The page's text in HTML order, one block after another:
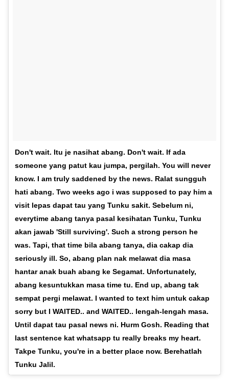
Don't wait. Itu je nasihat abang. Don't wait. If ada
someone yang patut kau jumpa, pergilah. You will never
know. I am truly saddened by the news. Ralat sungguh
hati abang. Two weeks ago i was supposed to pay him a
visit lepas dapat tau yang Tunku sakit. Sebelum ni,
everytime abang tanya pasal kesihatan Tunku, Tunku
akan jawab 'Still surviving'. Such a strong person he
was. Tapi, that time bila abang tanya, dia cakap dia
seriously ill. So, abang plan nak melawat dia masa
hantar anak buah abang ke Segamat. Unfortunately,
abang kesuntukkan masa time tu. End up, abang tak
sempat pergi melawat. I wanted to text him untuk cakap
sorry but I WAITED.. and WAITED.. lengah-lengah masa.
Until dapat tau pasal news ni. Hurm Gosh. Reading that
last sentence kat whatsapp tu really breaks my heart.
Takpe Tunku, you're in a better place now. Berehatlah
Tunku Jalil.